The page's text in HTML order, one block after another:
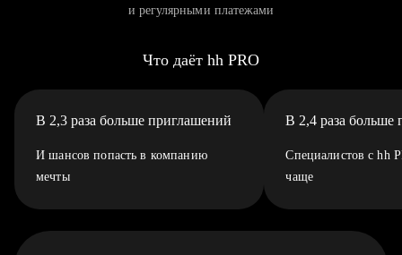
и регулярными платежами
Что даёт hh PRO
В 2,3 раза больше приглашений
И шансов попасть в компанию
мечты
В 2,4 раза больше
Специалистов с hh
чаще